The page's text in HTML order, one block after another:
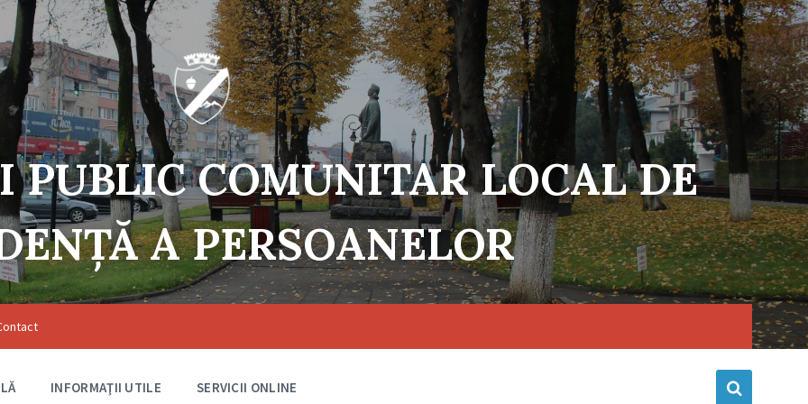
PUBLIC COMUNITAR LOCAL DE
A PERSOANELOR
INFORMAŢII UTILE SERVICII ONLINE